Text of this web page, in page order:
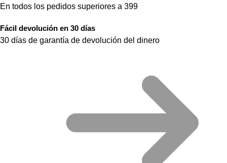
En todos los pedidos superiores a 399
Fácil devolución en 30 días
30 días de garantía de devolución del dinero